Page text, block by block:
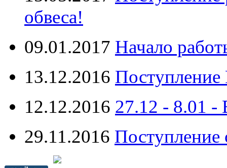
обвеса!
09.01.2017 Начало
13.12.2016 Поступление
12.12.2016 27.12 -
29.11.2016 Поступление